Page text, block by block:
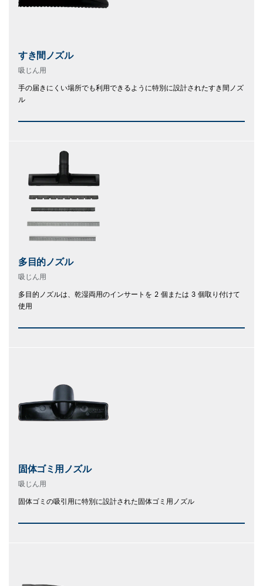
すき間ノズル
吸じん用
手の届きにくい場所でも利用できるように特別に設計されたすき間ノズ
ル
多目的ノズル
吸じん用
多目的ノズルは、乾湿両用のインサートを 2 個または 3 個取り付けて
使用
固体ゴミ用ノズル
吸じん用
固体ゴミの吸引用に特別に設計された固体ゴミ用ノズル